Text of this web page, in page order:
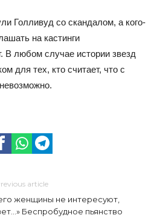
Голливуд со скандалом, а кого-
на кастинги
В любом случае истории звезд
для тех, кто считает, что с
article
женщины не интересуют,
Беспробудное пьянство